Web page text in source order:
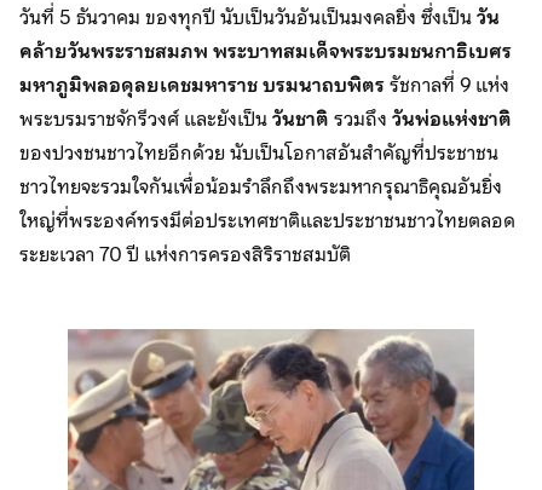
วันที่ 5 ธันวาคม ของทุกปี นับเป็นวันอันเป็นมงคลยิ่ง ซึ่งเป็นวัน
คล้ายวันพระราชสมภพ พระบาทสมเด็จพระบรมชนกาธิเบศร
มหาภูมิพลอดุลยเดชมหาราช บรมนาถบพิตรรัชกาลที่ 9 แห่ง
พระบรมราชจักรีวงศ์ และยังเป็นวันชาติรวมถึงวันพ่อแห่งชาติ
ของปวงชนชาวไทยอีกด้วย นับเป็นโอกาสอันสำคัญที่ประชาชน
ชาวไทยจะรวมใจกันเพื่อน้อมรำลึกถึงพระมหากรุณาธิคุณอันยิ่ง
ใหญ่ที่พระองค์ทรงมีต่อประเทศชาติและประชาชนชาวไทยตลอด
ระยะเวลา 70 ปี แห่งการครองสิริราชสมบัติ